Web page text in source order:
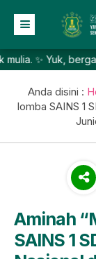
Beranda
Profil
NEW
Prestasi
Yuk, bergabung
Anda disini :
lomba SAINS 1
Aminah
SAINS 1